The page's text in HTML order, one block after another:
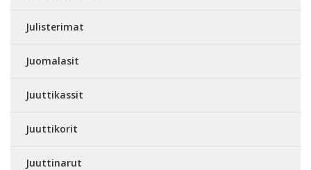
Julisterimat
Juomalasit
Juuttikassit
Juuttikorit
Juuttinarut